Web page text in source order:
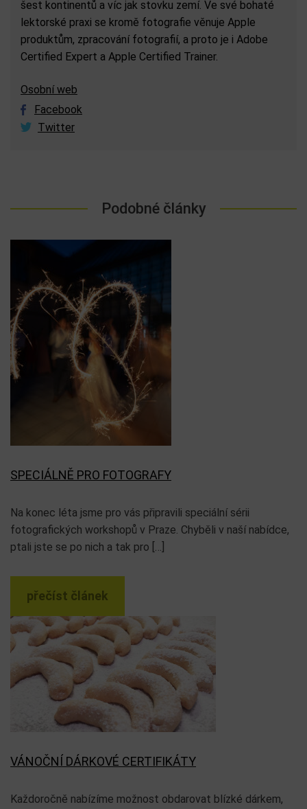
šest kontinentů a víc jak stovku zemí. Ve své bohaté
lektorské praxi se kromě fotografie věnuje Apple
produktům, zpracování fotografií, a proto je i Adobe
Certified Expert a Apple Certified Trainer.
Osobní web
Facebook
Twitter
Podobné články
SPECIÁLNĚ PRO FOTOGRAFY
Na konec léta jsme pro vás připravili speciální sérii
fotografických workshopů v Praze. Chyběli v naší nabídce,
ptali jste se po nich a tak pro […]
přečíst článek
VÁNOČNÍ DÁRKOVÉ CERTIFIKÁTY
Každoročně nabízíme možnost obdarovat blízké dárkem,